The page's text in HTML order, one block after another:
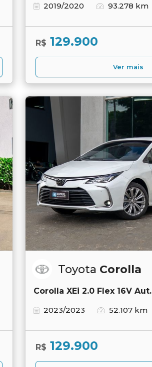
2019/2020
93.278 km
R$ 129.900
Ver mais
Toyota Corolla
Corolla XEi 2.0 Flex 16V Aut.
2023/2023
52.107 km
R$ 129.900